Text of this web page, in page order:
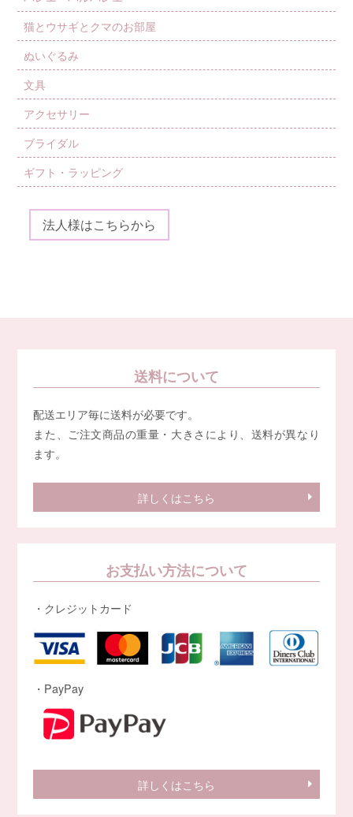
猫とウサギとクマのお部屋
ぬいぐるみ
文具
アクセサリー
ブライダル
ギフト・ラッピング
法人様はこちらから
送料について
配送エリア毎に送料が必要です。
また、ご注文商品の重量・大きさにより、送料が異なり
ます。
詳しくはこちら
お支払い方法について
・クレジットカード
・PayPay
詳しくはこちら